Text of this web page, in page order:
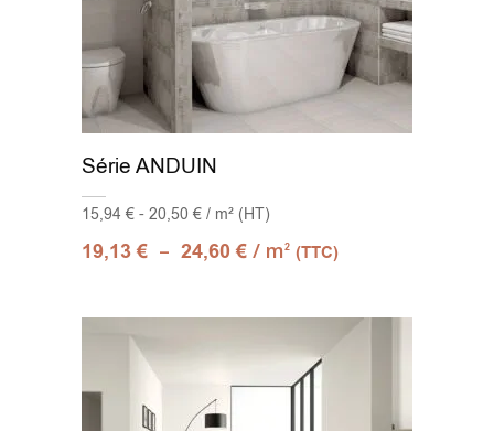
Série ANDUIN
15,94 € - 20,50 € / m² (HT)
19,13€ – 24,60€ / m2 (TTC)